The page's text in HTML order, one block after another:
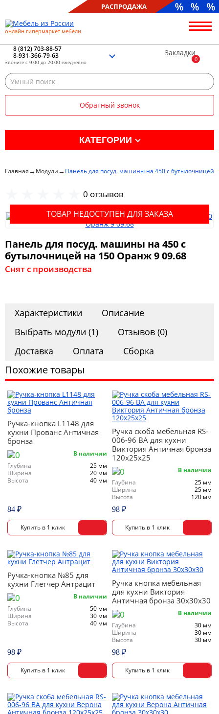
РАСПРОДАЖА
Контакты
Благотворительность
Блог
Сборка
Оплата
Отзывы
Закладки
онлайн гипермаркет мебели
8 (812) 703-88-57
8-931-366-79-63
Звоните с 9:00 до 20:00 ежедневно
Обратный звонок
КАТЕГОРИИ
Кухня
Гостиная
Мягкая мебель
Прихожая
Ротанг
Главная→ Модули→ Панель для посуд. машины на 450 с бутылочницей
0 отзывов
ТОВАР НЕДОСТУПЕН ДЛЯ ЗАКАЗА
Панель для посуд. машины на 450 с
бутылочницей на 150 Оранж 9 09.68
Снят с производства
Характеристики
Описание
Выбрать модули (1)
Отзывов (0)
Доставка
Оплата Сборка
Похожие товары
Ручка-кнопка L1148 для
кухни Прованс Античная
бронза
В наличии
Глубина
25 мм
Ширина
20 мм
Высота
40 мм
84 ₽
Ручка скоба мебельная RS-
006-96 ВА для кухни
Виктория Античная бронза
120х25х25
В наличии
Глубина
25 мм
Ширина
25 мм
Высота
120 мм
98 ₽
Ручка-кнопка №85 для
кухни Глетчер Антрацит
В наличии
Глубина
50 мм
Ширина
30 мм
Высота
40 мм
98 ₽
Ручка кнопка мебельная
для кухни Виктория
Античная бронза 30х30х30
В наличии
Глубина
30 мм
Ширина
30 мм
Высота
30 мм
98 ₽